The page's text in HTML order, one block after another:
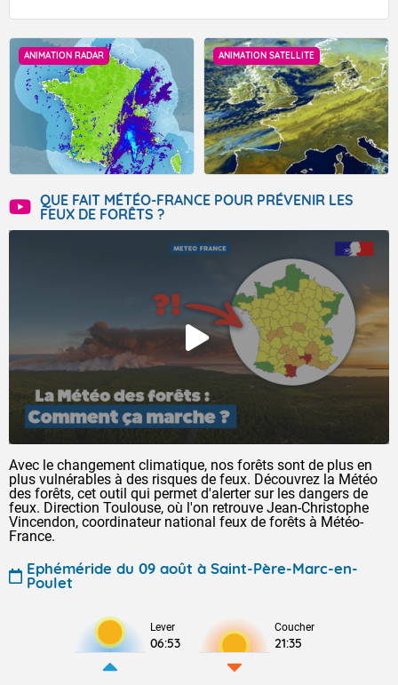
ANIMATION RADAR ANIMATION SATELLITE
QUE FAIT MÉTÉO-FRANCE POUR PRÉVENIR LES
FEUX DE FORÊTS ?
Avec le changement climatique, nos forêts sont de plus en
plus vulnérables à des risques de feux. Découvrez la Météo
des forêts, cet outil qui permet d'alerter sur les dangers de
feux. Direction Toulouse, où l'on retrouve Jean-Christophe
Vincendon, coordinateur national feux de forêts à Météo-
France.
Ephéméride du 09 août à Saint-Père-Marc-en-
Poulet
Lever
06:53
Coucher
21:35